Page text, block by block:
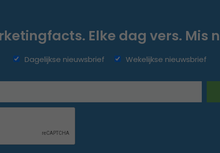
Elke dag vers. Mis
Dagelijkse nieuwsbrief Wekelijkse nieuwsbrief